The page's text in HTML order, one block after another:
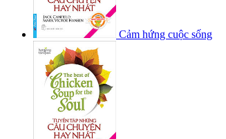
Cảm hứng cuộc sống